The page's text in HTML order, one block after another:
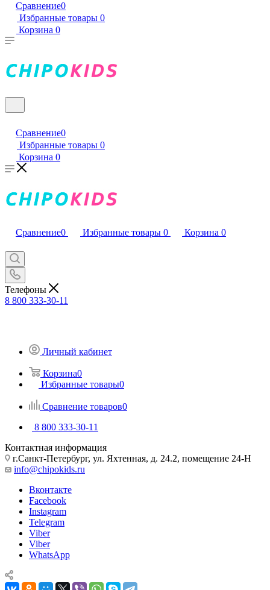
Сравнение0
Избранные товары 0
Корзина 0
Сравнение0
Избранные товары 0
Корзина 0
Сравнение0 Избранные товары 0 Корзина 0
Телефоны
8 800 333-30-11
Личный кабинет
Корзина0
Избранные товары0
Сравнение товаров0
8 800 333-30-11
Контактная информация
г.Санкт-Петербург, ул. Яхтенная, д. 24.2, помещение 24-Н
info@chipokids.ru
Вконтакте
Facebook
Instagram
Telegram
Viber
Viber
WhatsApp